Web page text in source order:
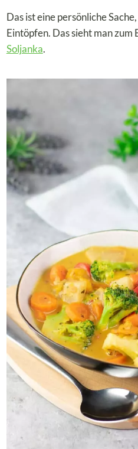
Das ist eine persönliche
Eintöpfen. Das sieht man zum
Soljanka.